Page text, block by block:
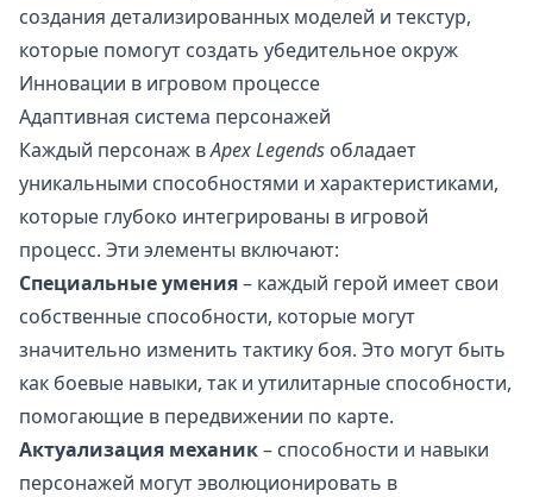
создания детализированных моделей и текстур,
которые помогут создать убедительное окруж
Инновации в игровом процессе
Адаптивная система персонажей
Каждый персонаж вApex Legends обладает
уникальными способностями и характеристиками,
которые глубоко интегрированы в игровой
процесс. Эти элементы включают:
Специальные умения– каждый герой имеет свои
собственные способности, которые могут
значительно изменить тактику боя. Это могут быть
как боевые навыки, так и утилитарные способности,
помогающие в передвижении по карте.
Актуализация механик– способности и навыки
персонажей могут эволюционировать в